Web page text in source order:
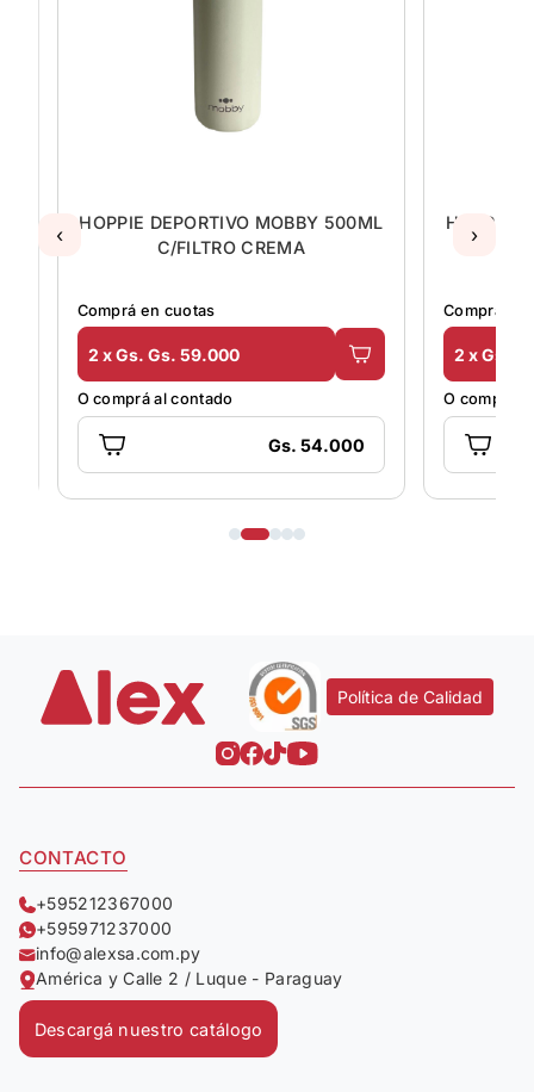
500ML
Gs. 54.000
HOPPIE DEPORTIVO MOBBY 500ML
C/FILTRO NEGRO
Comprá en cuotas
2 x Gs. Gs. 59.000
O comprá al contado
Gs. 54.000
‹ ›
Política de Calidad
CONTACTO
+595212367000
+595971237000
info@alexsa.com.py
América y Calle 2 / Luque - Paraguay
Descargá nuestro catálogo